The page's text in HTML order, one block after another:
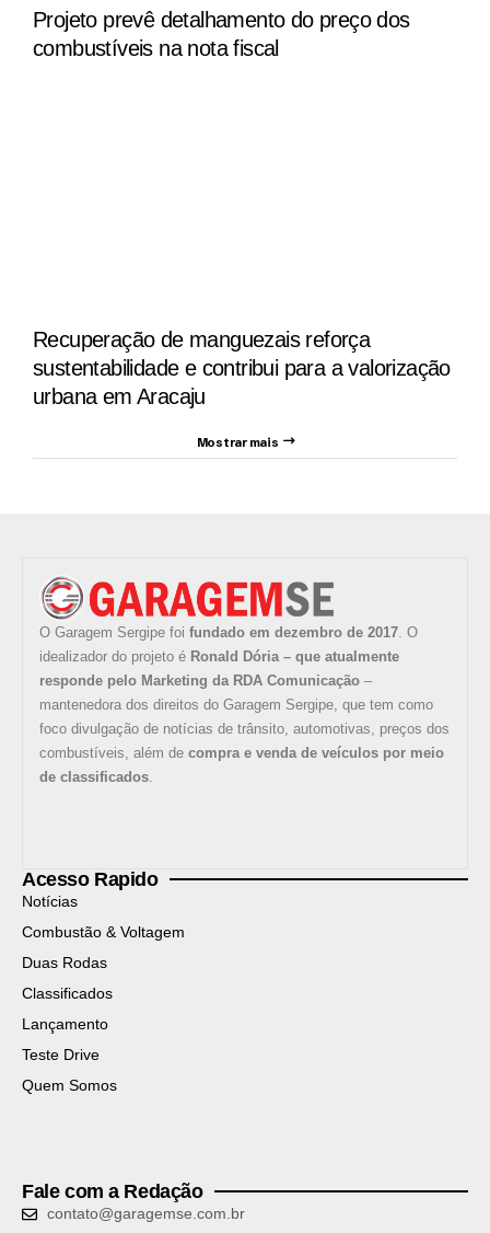
Projeto prevê detalhamento do preço dos
combustíveis na nota fiscal
Recuperação de manguezais reforça
sustentabilidade e contribui para a valorização
urbana em Aracaju
Mostrar mais
O Garagem Sergipe foi fundado em dezembro de 2017 . O
idealizador do projeto é Ronald Dória – que atualmente
responde pelo Marketing da RDA Comunicação –
mantenedora dos direitos do Garagem Sergipe, que tem como
foco divulgação de notícias de trânsito, automotivas, preços dos
combustíveis, além de compra e venda de veículos por meio
de classificados
Acesso Rapido
Notícias
Combustão & Voltagem
Duas Rodas
Classificados
Lançamento
Teste Drive
Quem Somos
Fale com a Redação
contato@garagemse.com.br